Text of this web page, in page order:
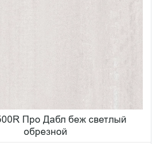
Про Дабл беж светлый
обрезной